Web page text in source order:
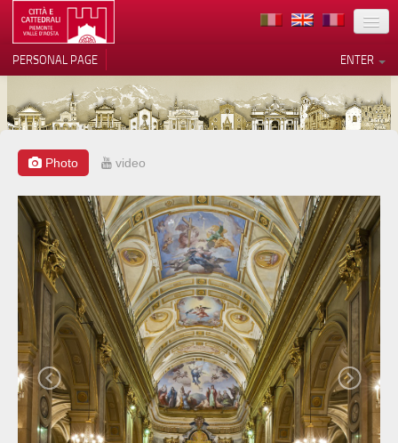
LOCATION
ARCHITECTURE
MUSEUMS
ITINERARIES
EVENTS
HOST
VOLUNTEERS
CONTACTS
PRESS
ENTER
PERSONAL PAGE
Photo video
Notice at collection
Your Privacy Choices